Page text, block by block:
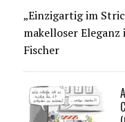
„Einzigartig im
makelloser
Fischer